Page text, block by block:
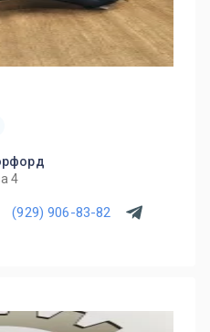
4
(929) 906-83-82